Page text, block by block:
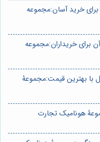
خرید آسان:مجموعه
برای خریداران:مجموعه
با بهترین قیمت:مجموعۀ